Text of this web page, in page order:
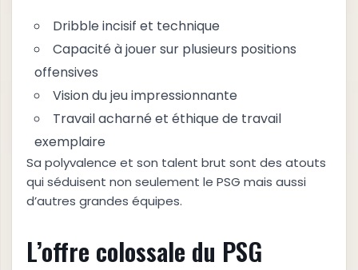
Dribble incisif et technique
Capacité à jouer sur plusieurs positions
offensives
Vision du jeu impressionnante
Travail acharné et éthique de travail
exemplaire
Sa polyvalence et son talent brut sont des atouts
qui séduisent non seulement le PSG mais aussi
d’autres grandes équipes.
L’offre colossale du PSG